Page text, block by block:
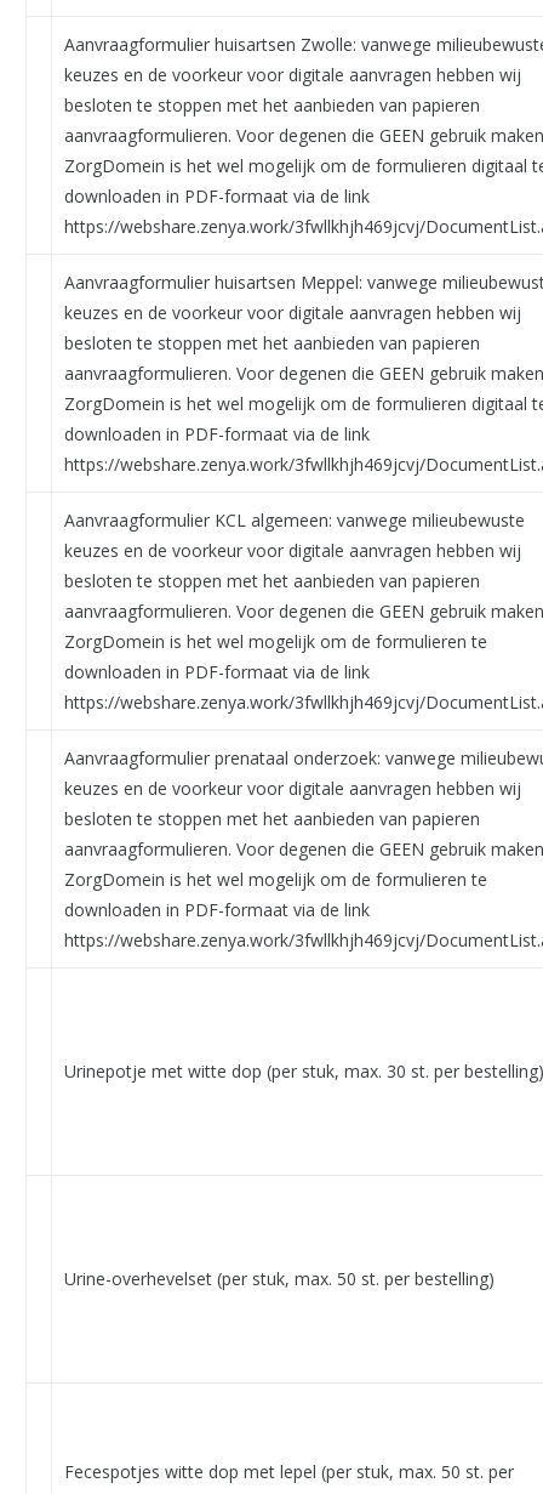
Aanvraagformulier huisartsen Zwolle: vanwege
keuzes en de voorkeur voor digitale aanvragen hebben wij
besloten te stoppen met het aanbieden van papieren
aanvraagformulieren. Voor degenen die GEEN gebruik
ZorgDomein is het wel mogelijk om de formulieren digitaal
downloaden in PDF-formaat via de link
https://webshare.zenya.work/3fwllkhjh469jcvj/
Aanvraagformulier huisartsen Meppel: vanwege
keuzes en de voorkeur voor digitale aanvragen hebben wij
besloten te stoppen met het aanbieden van papieren
aanvraagformulieren. Voor degenen die GEEN gebruik
ZorgDomein is het wel mogelijk om de formulieren digitaal
downloaden in PDF-formaat via de link
https://webshare.zenya.work/3fwllkhjh469jcvj/
Aanvraagformulier KCL algemeen: vanwege milieubewuste
keuzes en de voorkeur voor digitale aanvragen hebben wij
besloten te stoppen met het aanbieden van papieren
aanvraagformulieren. Voor degenen die GEEN gebruik
ZorgDomein is het wel mogelijk om de formulieren te
downloaden in PDF-formaat via de link
https://webshare.zenya.work/3fwllkhjh469jcvj/
Aanvraagformulier prenataal onderzoek: vanwege
keuzes en de voorkeur voor digitale aanvragen hebben wij
besloten te stoppen met het aanbieden van papieren
aanvraagformulieren. Voor degenen die GEEN gebruik
ZorgDomein is het wel mogelijk om de formulieren te
downloaden in PDF-formaat via de link
https://webshare.zenya.work/3fwllkhjh469jcvj/
Urinepotje met witte dop (per stuk, max. 30 st. per bestelling)
Urine-overhevelset (per stuk, max. 50 st. per bestelling)
Fecespotjes witte dop met lepel (per stuk, max. 50 st. per